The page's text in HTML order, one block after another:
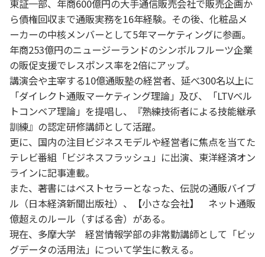
東証一部、年商600億円の大手通信販売会社で販売企画か
ら債権回収まで通販実務を16年経験。その後、化粧品メ
ーカーの中核メンバーとして5年マーケティングに参画。
年商253億円のニュージーランドのシンボルフルーツ企業
の販促支援でレスポンス率を2倍にアップ。
講演会や主宰する10億通販塾の経営者、延べ300名以上に
「ダイレクト通販マーケティング理論」及び、「LTVベル
トコンベア理論」を提唱し、『熟練技術者による技能継承
訓練』の認定研修講師として活躍。
更に、国内の注目ビジネスモデルや経営者に焦点を当てた
テレビ番組「ビジネスフラッシュ」に出演、東洋経済オン
ラインに記事連載。
また、著書にはベストセラーとなった、伝説の通販バイブ
ル（日本経済新聞出版社）、【小さな会社】 ネット通販
億超えのルール（すばる舎）がある。
現在、多摩大学 経営情報学部の非常勤講師として「ビッ
グデータの活用法」について学生に教える。